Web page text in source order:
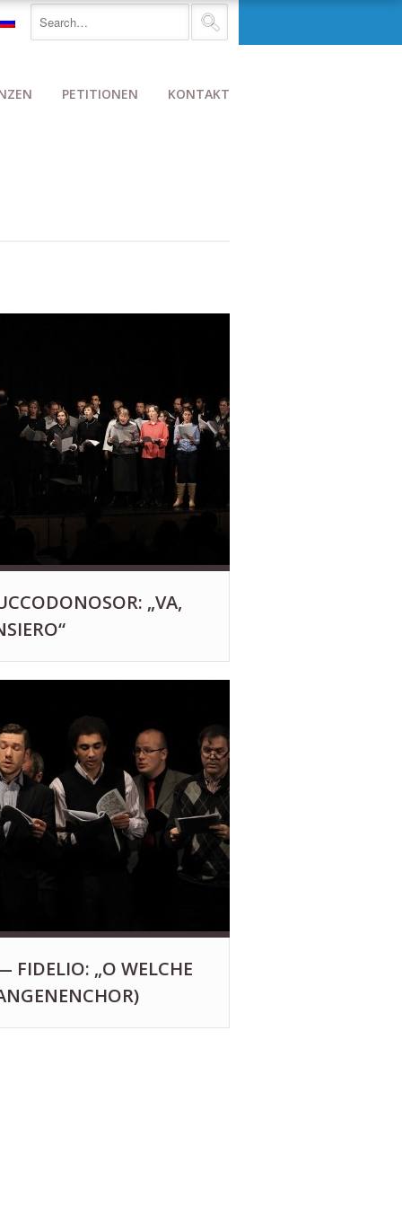
PETITIONEN KONTAKT
„VA,
FIDELIO: „O WELCHE